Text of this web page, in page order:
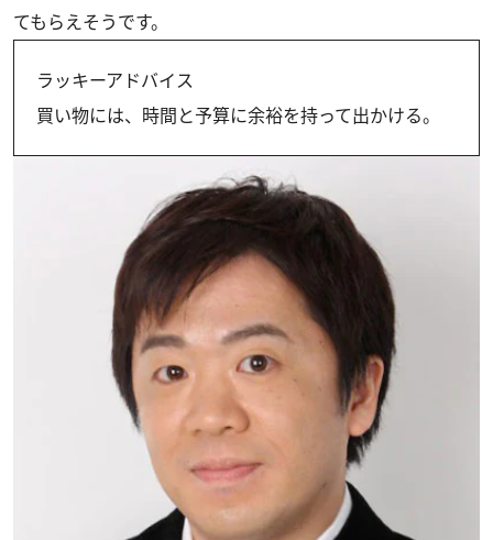
てもらえそうです。
ラッキーアドバイス
買い物には、時間と予算に余裕を持って出かける。